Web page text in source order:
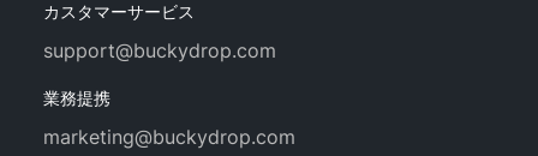
カスタマーサービス
support@buckydrop.com
業務提携
marketing@buckydrop.com